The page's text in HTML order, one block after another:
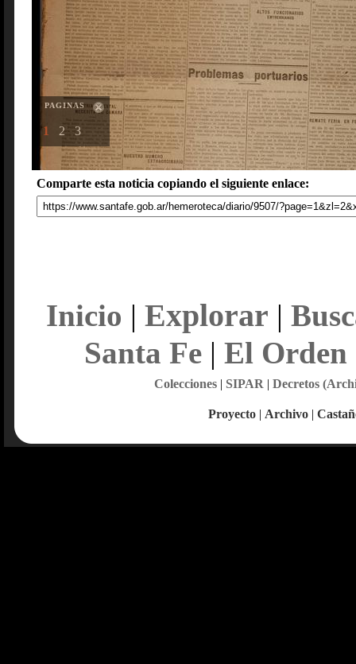
PAGINAS
1 2 3
Comparte esta noticia copiando el siguiente enlace:
Inicio | Explorar |
Santa Fe| El Orden
Colecciones| SIPAR | Decretos
Proyecto | Archivo |